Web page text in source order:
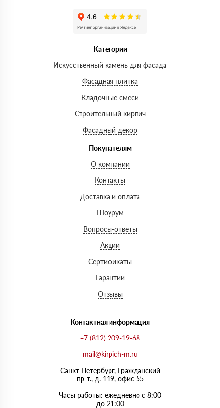
Категории
Искусственный камень для фасада
Фасадная плитка
Кладочные смеси
Строительный кирпич
Фасадный декор
Покупателям
О компании
Контакты
Доставка и оплата
Шоурум
Вопросы-ответы
Акции
Сертификаты
Гарантии
Отзывы
Контактная информация
+7 (812) 209-19-68
mail@kirpich-m.ru
Санкт-Петербург, Граждaнский
пр-т., д. 119, офис 55
Часы работы: ежедневно с 8:00
до 21:00